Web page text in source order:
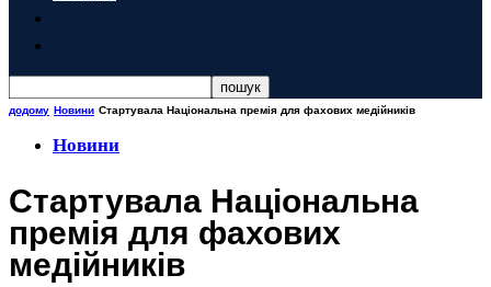
додому Новини Стартувала Національна премія для фахових медійників
Новини
Стартувала Національна
премія для фахових
медійників